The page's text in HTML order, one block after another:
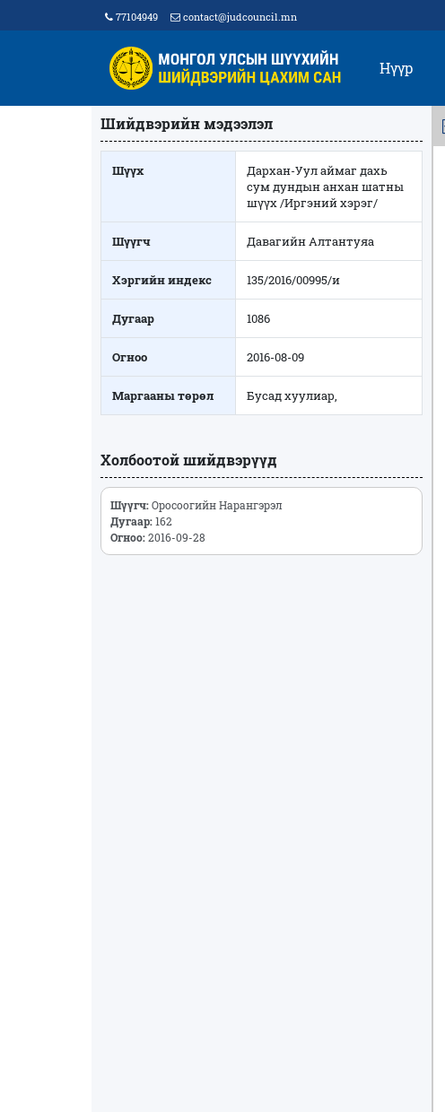
77104949 contact@judcouncil.mn
Нүүр
Шийдвэрийн мэдээлэл
Шүүх
Дархан-Уул аймаг дахь
сум дундын анхан шатны
шүүх /Иргэний хэрэг/
Шүүгч Давагийн Алтантуяа
Хэргийн индекс 135/2016/00995/и
Дугаар 1086
Огноо 2016-08-09
Маргааны төрөл Бусад хуулиар,
Холбоотой шийдвэрүүд
Шүүгч:Оросоогийн Нарангэрэл
Дугаар:162
Огноо:2016-09-28